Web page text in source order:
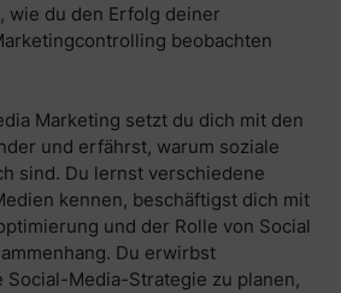
wie du den Erfolg deiner
beobachten
Marketing setzt du dich mit den
und erfährst, warum soziale
sind. Du lernst verschiedene
kennen, beschäftigst dich mit
und der Rolle von Social
Du erwirbst
Social-Media-Strategie zu planen,